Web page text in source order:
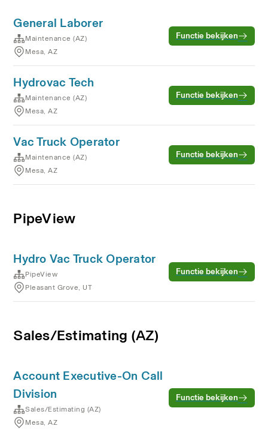
General Laborer
Maintenance (AZ)
Mesa, AZ
Functie bekijken
Hydrovac Tech
Maintenance (AZ)
Mesa, AZ
Functie bekijken
Vac Truck Operator
Maintenance (AZ)
Mesa, AZ
Functie bekijken
PipeView
Hydro Vac Truck Operator
PipeView
Pleasant Grove, UT
Functie bekijken
Sales/Estimating (AZ)
Account Executive-On Call
Division
Sales/Estimating (AZ)
Mesa, AZ
Functie bekijken